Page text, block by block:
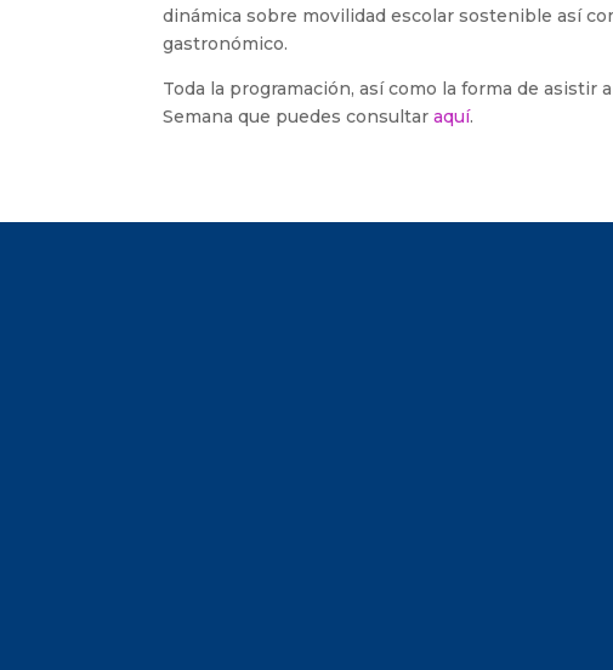
dinámica sobre movilidad escolar sostenible así
gastronómico.
Toda la programación, así como la forma de asistir
Semana que puedes consultaraquí.